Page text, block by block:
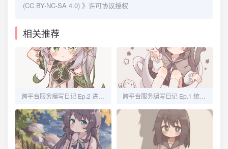
(CC BY-NC-SA 4.0) 》许可协议授权
相关推荐